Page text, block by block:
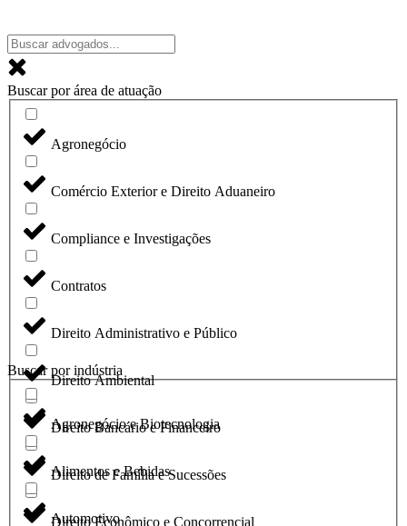
Buscar por área de atuação
Agronegócio
Comércio Exterior e Direito Aduaneiro
Compliance e Investigações
Contratos
Direito Administrativo e Público
Direito Ambiental
Direito Bancário e Financeiro
Direito de Família e Sucessões
Direito Econômico e Concorrencial
Buscar por indústria
Agronegócio e Biotecnologia
Alimentos e Bebidas
Automotivo